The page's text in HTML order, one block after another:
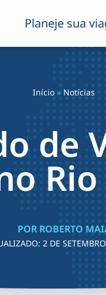
Planeje sua
Início » Notícias
de
Rio
POR ROBERTO
2 DE